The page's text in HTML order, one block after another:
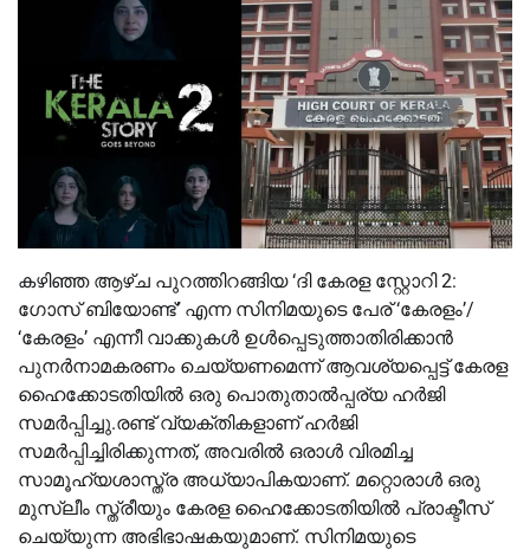
കഴിഞ്ഞ ആഴ്ച പുറത്തിറങ്ങിയ ‘ദി കേരള സ്റ്റോറി 2:
ഗോസ് ബിയോണ്ട്’ എന്ന സിനിമയുടെ പേര് ‘കേരളം’/
‘കേരളം’ എന്നീ വാക്കുകൾ ഉൾപ്പെടുത്താതിരിക്കാൻ
പുനർനാമകരണം ചെയ്യണമെന്ന് ആവശ്യപ്പെട്ട് കേരള
ഹൈക്കോടതിയിൽ ഒരു പൊതുതാൽപ്പര്യ ഹർജി
സമർപ്പിച്ചു.രണ്ട് വ്യക്തികളാണ് ഹർജി
സമർപ്പിച്ചിരിക്കുന്നത്, അവരിൽ ഒരാൾ വിരമിച്ച
സാമൂഹ്യശാസ്ത്ര അധ്യാപികയാണ്. മറ്റൊരാൾ ഒരു
മുസ്ലീം സ്ത്രീയും കേരള ഹൈക്കോടതിയിൽ പ്രാക്ടീസ്
ചെയ്യുന്ന അഭിഭാഷകയുമാണ്. സിനിമയുടെ